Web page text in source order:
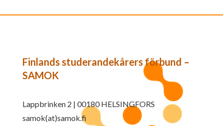
Finlands studerandekårers förbund –
SAMOK
Lappbrinken 2 | 00180 HELSINGFORS
samok(at)samok.fi